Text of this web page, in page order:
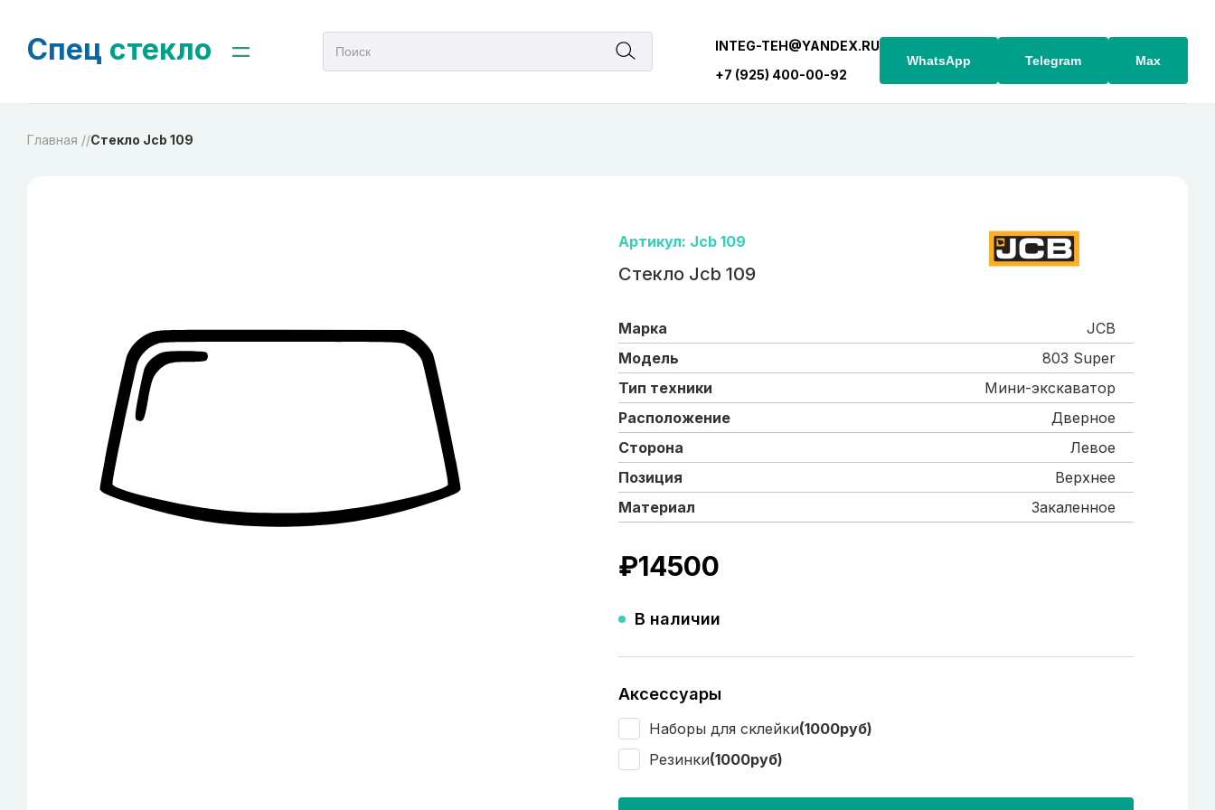
Спец стекло
INTEG-TEH@YANDEX.RU
+7 (925) 400-00-92
WhatsApp Telegram Max
Главная //Стекло Jcb 109
Артикул: Jcb 109
Стекло Jcb 109
Марка
JCB
Модель
803 Super
Тип техники
Мини-экскаватор
Расположение
Дверное
Сторона
Левое
Позиция
Верхнее
Материал
Закаленное
₽14500
В наличии
Аксессуары
Наборы для склейки(1000руб)
Резинки(1000руб)